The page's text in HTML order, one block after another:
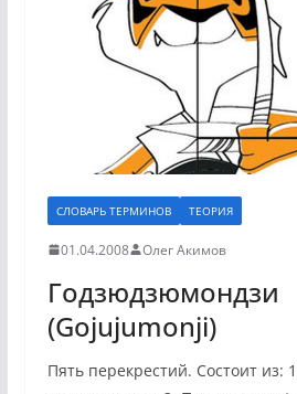
СЛОВАРЬ ТЕРМИНОВ ТЕОРИЯ
01.04.2008 Олег Акимов
Годзюдзюмондзи
(Gojujumonji)
Пять перекрестий. Состоит из: